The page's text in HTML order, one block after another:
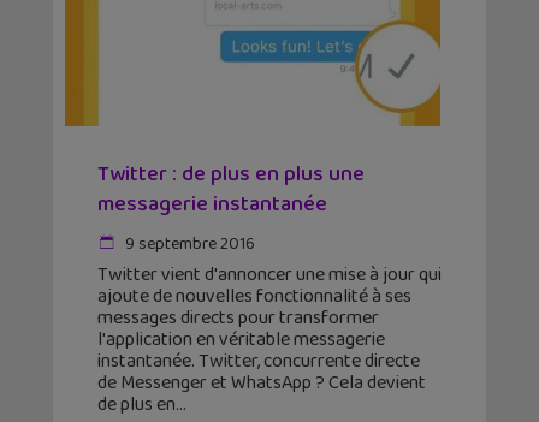
Twitter : de plus en plus une
messagerie instantanée
9 septembre 2016
Twitter vient d'annoncer une mise à jour qui
ajoute de nouvelles fonctionnalité à ses
messages directs pour transformer
l'application en véritable messagerie
instantanée. Twitter, concurrente directe
de Messenger et WhatsApp ? Cela devient
de plus en